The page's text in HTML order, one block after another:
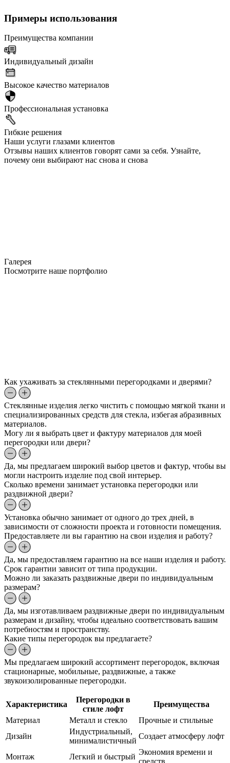
Примеры использования
Преимущества компании
Индивидуальный дизайн
Высокое качество материалов
Профессиональная установка
Гибкие решения
Наши услуги глазами клиентов
Отзывы наших клиентов говорят сами за себя. Узнайте,
почему они выбирают нас снова и снова
Галерея
Посмотрите наше портфолио
Как ухаживать за стеклянными перегородками и дверями?
Стеклянные изделия легко чистить с помощью мягкой ткани и
специализированных средств для стекла, избегая абразивных
материалов.
Могу ли я выбрать цвет и фактуру материалов для моей
перегородки или двери?
Да, мы предлагаем широкий выбор цветов и фактур, чтобы вы
могли настроить изделие под свой интерьер.
Сколько времени занимает установка перегородки или
раздвижной двери?
Установка обычно занимает от одного до трех дней, в
зависимости от сложности проекта и готовности помещения.
Предоставляете ли вы гарантию на свои изделия и работу?
Да, мы предоставляем гарантию на все наши изделия и работу.
Срок гарантии зависит от типа продукции.
Можно ли заказать раздвижные двери по индивидуальным
размерам?
Да, мы изготавливаем раздвижные двери по индивидуальным
размерам и дизайну, чтобы идеально соответствовать вашим
потребностям и пространству.
Какие типы перегородок вы предлагаете?
Мы предлагаем широкий ассортимент перегородок, включая
стационарные, мобильные, раздвижные, а также
звукоизолированные перегородки.
Характеристика
Перегородки в
стиле лофт
Преимущества
Материал
Металл и стекло
Прочные и стильные
Дизайн
Индустриальный,
минималистичный
Создает атмосферу лофт
Монтаж Легкий и быстрый
Экономия времени и